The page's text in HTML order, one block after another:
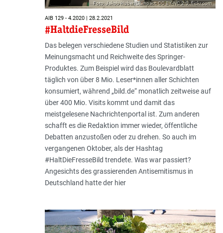
Foto: Jakob Huber/Campact; CC BY-NC 2.0; flickr.com
AIB 129 - 4.2020 | 28.2.2021
#HaltdieFresseBild
Das belegen verschiedene Studien und Statistiken zur
Meinungsmacht und Reichweite des Springer-
Produktes. Zum Beispiel wird das Boulevardblatt
täglich von über 8 Mio. Leser*innen aller Schichten
konsumiert, während „bild.de“ monatlich zeitweise auf
über 400 Mio. Visits kommt und damit das
meistgelesene Nachrichtenportal ist. Zum anderen
schafft es die Redaktion immer wieder, öffentliche
Debatten anzustoßen oder zu drehen. So auch im
vergangenen Oktober, als der Hashtag
#HaltDieFresseBild trendete. Was war passiert?
Angesichts des grassierenden Antisemitismus in
Deutschland hatte der hier